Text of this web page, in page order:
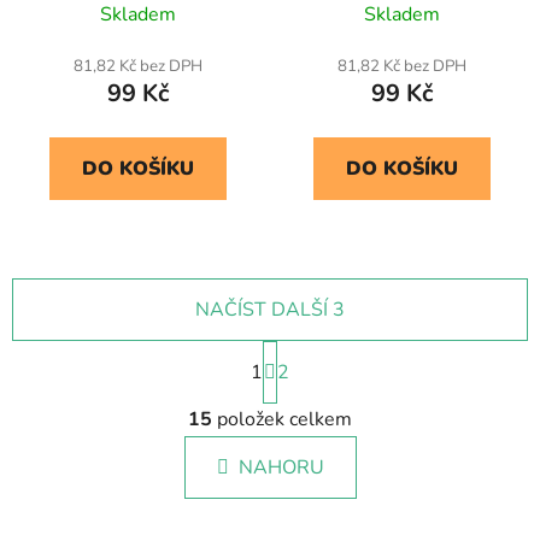
Skladem
81,82 Kč bez DPH
99 Kč
DO KOŠÍKU
Skladem
81,82 Kč bez DPH
99 Kč
DO KOŠÍKU
O
v
l
á
d
NAČÍST DALŠÍ 3
S
t
r
á
n
k
1
2
15 položek celkem
NAHORU